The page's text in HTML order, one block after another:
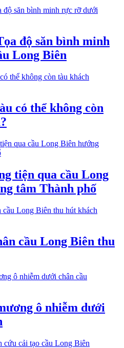
độ săn bình minh
Long Biên
có thể không còn
tiện qua cầu Long
tâm Thành phố
cầu Long Biên thu
ô nhiễm dưới